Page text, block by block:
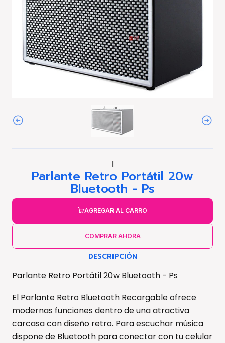
|
Parlante Retro Portátil 20w
Bluetooth - Ps
AGREGAR AL CARRO
COMPRAR AHORA
DESCRIPCIÓN
Parlante Retro Portátil 20w Bluetooth - Ps
El Parlante Retro Bluetooth Recargable ofrece
modernas funciones dentro de una atractiva
carcasa con diseño retro. Para escuchar música
dispone de Bluetooth para conectar con tu celular